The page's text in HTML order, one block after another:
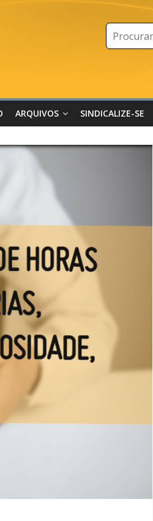
ARQUIVOS SINDICALIZE-SE